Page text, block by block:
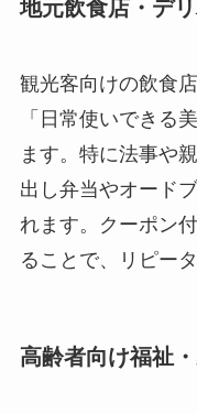
地元飲食店・デ
観光客向けの飲食
「日常使いできる
ます。特に法事や
出し弁当やオード
れます。クーポン
ることで、リピー
高齢者向け福祉